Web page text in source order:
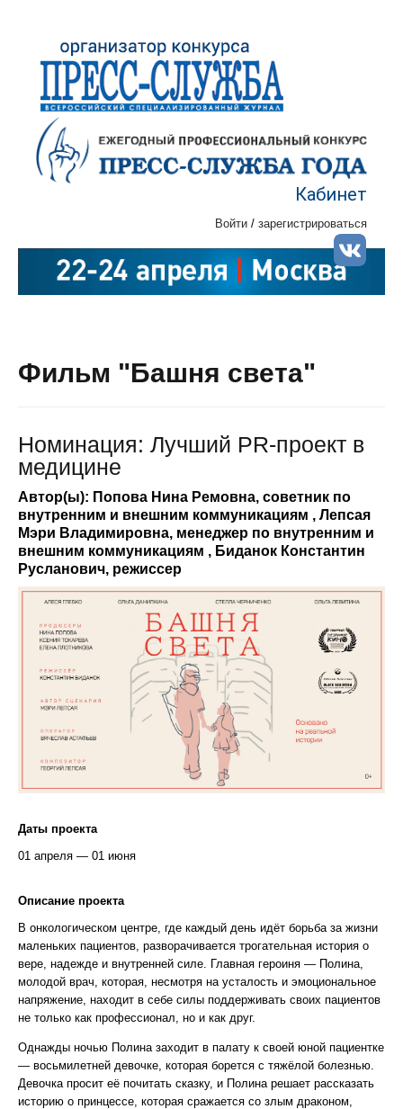
Кабинет
Войти / зарегистрироваться
Фильм "Башня света"
Номинация: Лучший PR-проект в
медицине
Автор(ы): Попова Нина Ремовна, советник по
внутренним и внешним коммуникациям , Лепсая
Мэри Владимировна, менеджер по внутренним и
внешним коммуникациям , Биданок Константин
Русланович, режиссер
Даты проекта
01 апреля — 01 июня
Описание проекта
В онкологическом центре, где каждый день идёт борьба за жизни
маленьких пациентов, разворачивается трогательная история о
вере, надежде и внутренней силе. Главная героиня — Полина,
молодой врач, которая, несмотря на усталость и эмоциональное
напряжение, находит в себе силы поддерживать своих пациентов
не только как профессионал, но и как друг.
Однажды ночью Полина заходит в палату к своей юной пациентке
— восьмилетней девочке, которая борется с тяжёлой болезнью.
Девочка просит её почитать сказку, и Полина решает рассказать
историю о принцессе, которая сражается со злым драконом,